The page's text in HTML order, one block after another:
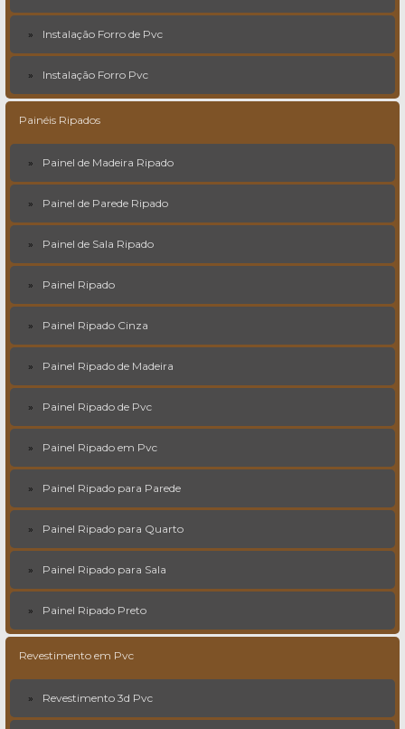
Instalação Forro de Pvc
Instalação Forro Pvc
Painéis Ripados
Painel de Madeira Ripado
Painel de Parede Ripado
Painel de Sala Ripado
Painel Ripado
Painel Ripado Cinza
Painel Ripado de Madeira
Painel Ripado de Pvc
Painel Ripado em Pvc
Painel Ripado para Parede
Painel Ripado para Quarto
Painel Ripado para Sala
Painel Ripado Preto
Revestimento em Pvc
Revestimento 3d Pvc